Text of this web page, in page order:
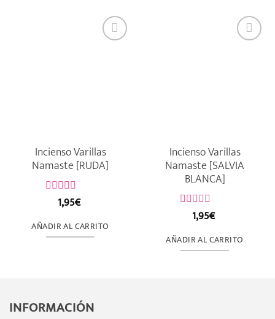
Incienso Varillas
Namaste [RUDA]
Valorado
de
5
1,95€
AÑADIR AL CARRITO
Incienso Varillas
Namaste [SALVIA
BLANCA]
Valorado
de
5
1,95€
AÑADIR AL CARRITO
INFORMACIÓN